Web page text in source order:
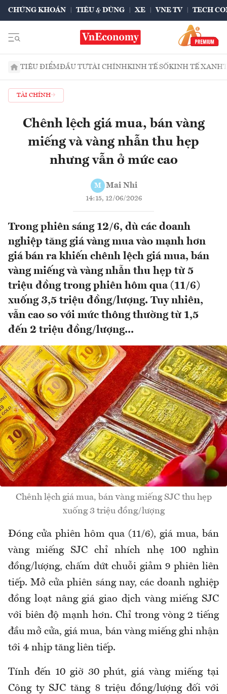
CHỨNG KHOÁN TIÊU & DÙNG XE VNE TV TECH
TIÊU ĐIỂMĐẦU TƯTÀI CHÍNHKINH TẾ SỐKINH TẾ XANH
TÀI CHÍNH
Chênh lệch giá mua, bán vàng
miếng và vàng nhẫn thu hẹp
nhưng vẫn ở mức cao
M Mai Nhi
14:15, 12/06/2026
Trong phiên sáng 12/6, dù các doanh
nghiệp tăng giá vàng mua vào mạnh hơn
giá bán ra khiến chênh lệch giá mua, bán
vàng miếng và vàng nhẫn thu hẹp từ 5
triệu đồng trong phiên hôm qua (11/6)
xuống 3,5 triệu đồng/lượng. Tuy nhiên,
vẫn cao so với mức thông thường từ 1,5
đến 2 triệu đồng/lượng...
Chênh lệch giá mua, bán vàng miếng SJC thu hẹp
xuống 3 triệu đồng/lượng
Đóng cửa phiên hôm qua (11/6), giá mua, bán
vàng miếng SJC chỉ nhích nhẹ 100 nghìn
đồng/lượng, chấm dứt chuỗi giảm 9 phiên liên
tiếp.Mở cửa phiên sáng nay, các doanh nghiệp
đồng loạt nâng giá giao dịch vàng miếng SJC
với biên độ mạnh hơn. Chỉ trong vòng 2 tiếng
đầu mở cửa, giá mua, bán vàng miếng ghi nhận
tới 4 nhịp tăng liên tiếp.
Tính đến 10 giờ 30 phút, giá vàng miếng tại
Công ty SJC tăng 8 triệu đồng/lượng đối với